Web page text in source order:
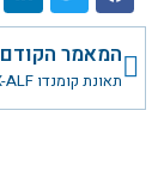
קודם
המאמר הקודם
תאונת קומנדו 4X-ALF